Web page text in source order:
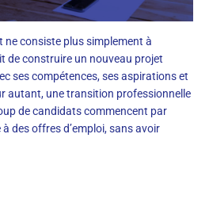
ne consiste plus simplement à
de construire un nouveau projet
ses compétences, ses aspirations et
autant, une transition professionnelle
de candidats commencent par
des offres d’emploi, sans avoir